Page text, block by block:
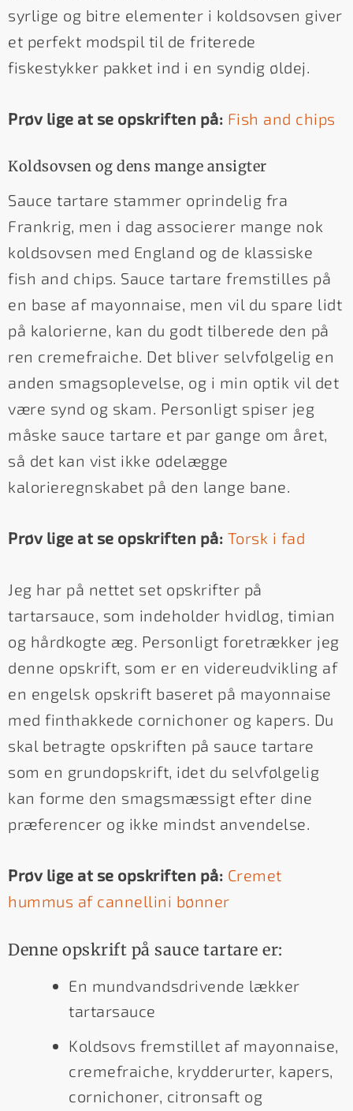
syrlige og bitre elementer i koldsovsen giver
et perfekt modspil til de friterede
fiskestykker pakket ind i en syndig øldej.
Prøv lige at se opskriften på: Fish and chips
Koldsovsen og dens mange ansigter
Sauce tartare stammer oprindelig fra
Frankrig, men i dag associerer mange nok
koldsovsen med England og de klassiske
fish and chips. Sauce tartare fremstilles på
en base af mayonnaise, men vil du spare lidt
på kalorierne, kan du godt tilberede den på
ren cremefraiche. Det bliver selvfølgelig en
anden smagsoplevelse, og i min optik vil det
være synd og skam. Personligt spiser jeg
måske sauce tartare et par gange om året,
så det kan vist ikke ødelægge
kalorieregnskabet på den lange bane.
Prøv lige at se opskriften på: Torsk i fad
Jeg har på nettet set opskrifter på
tartarsauce, som indeholder hvidløg, timian
og hårdkogte æg. Personligt foretrækker jeg
denne opskrift, som er en videreudvikling af
en engelsk opskrift baseret på mayonnaise
med finthakkede cornichoner og kapers. Du
skal betragte opskriften på sauce tartare
som en grundopskrift, idet du selvfølgelig
kan forme den smagsmæssigt efter dine
præferencer og ikke mindst anvendelse.
Prøv lige at se opskriften på: Cremet
hummus af cannellini bønner
Denne opskrift på sauce tartare er:
En mundvandsdrivende lækker
tartarsauce
Koldsovs fremstillet af mayonnaise,
cremefraiche, krydderurter, kapers,
cornichoner, citronsaft og